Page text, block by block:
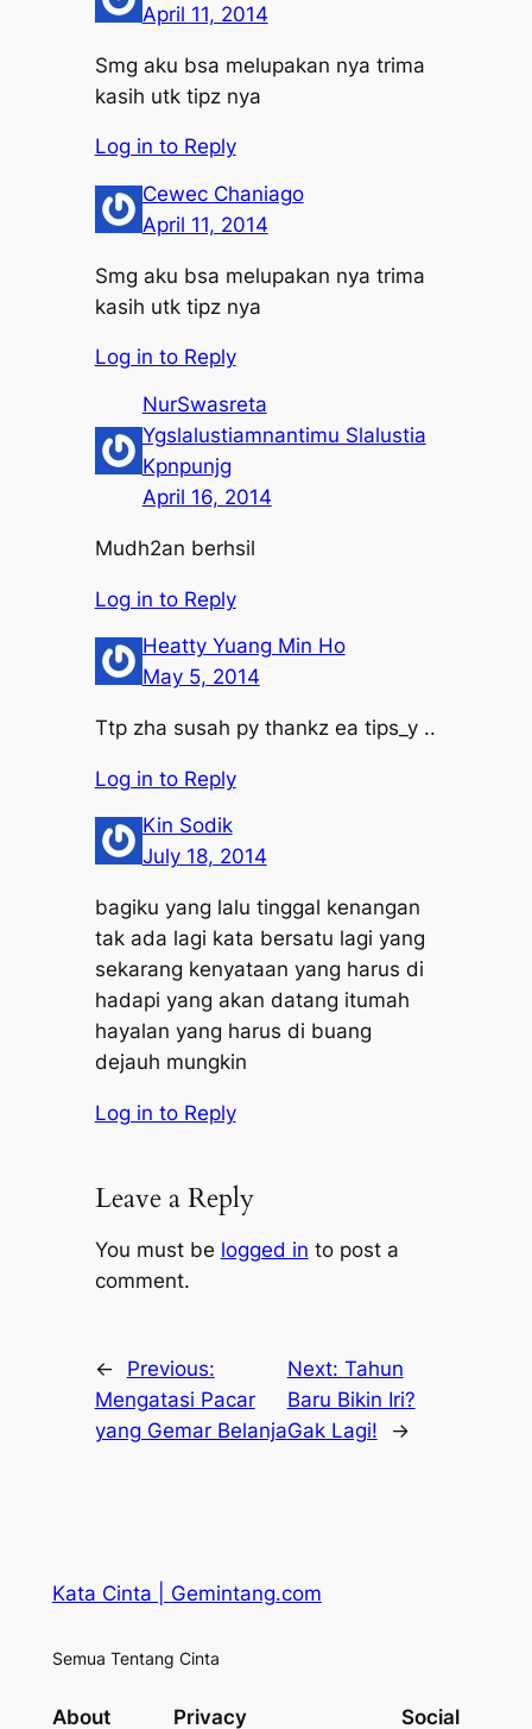
April 11, 2014
Smg aku bsa melupakan nya trima
kasih utk tipz nya
Log in to Reply
Cewec Chaniago
April 11, 2014
Smg aku bsa melupakan nya trima
kasih utk tipz nya
Log in to Reply
NurSwasreta
Ygslalustiamnantimu Slalustia
Kpnpunjg
April 16, 2014
Mudh2an berhsil
Log in to Reply
Heatty Yuang Min Ho
May 5, 2014
Ttp zha susah py thankz ea tips_y ..
Log in to Reply
Kin Sodik
July 18, 2014
bagiku yang lalu tinggal kenangan
tak ada lagi kata bersatu lagi yang
sekarang kenyataan yang harus di
hadapi yang akan datang itumah
hayalan yang harus di buang
dejauh mungkin
Log in to Reply
Leave a Reply
You must be logged in to post a
comment.
←
Previous:
Mengatasi Pacar
yang Gemar Belanja
Next: Tahun
Baru Bikin Iri?
Gak Lagi!
→
Kata Cinta | Gemintang.com
Semua Tentang Cinta
About Privacy Social